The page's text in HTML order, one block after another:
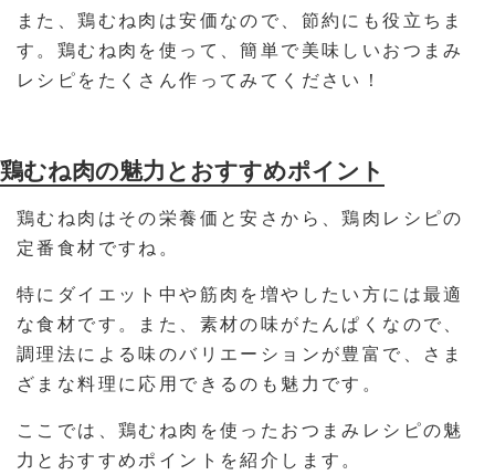
また、鶏むね肉は安価なので、節約にも役立ちま
す。鶏むね肉を使って、簡単で美味しいおつまみ
レシピをたくさん作ってみてください！
鶏むね肉の魅力とおすすめポイント
鶏むね肉はその栄養価と安さから、鶏肉レシピの
定番食材ですね。
特にダイエット中や筋肉を増やしたい方には最適
な食材です。また、素材の味がたんぱくなので、
調理法による味のバリエーションが豊富で、さま
ざまな料理に応用できるのも魅力です。
ここでは、鶏むね肉を使ったおつまみレシピの魅
力とおすすめポイントを紹介します。